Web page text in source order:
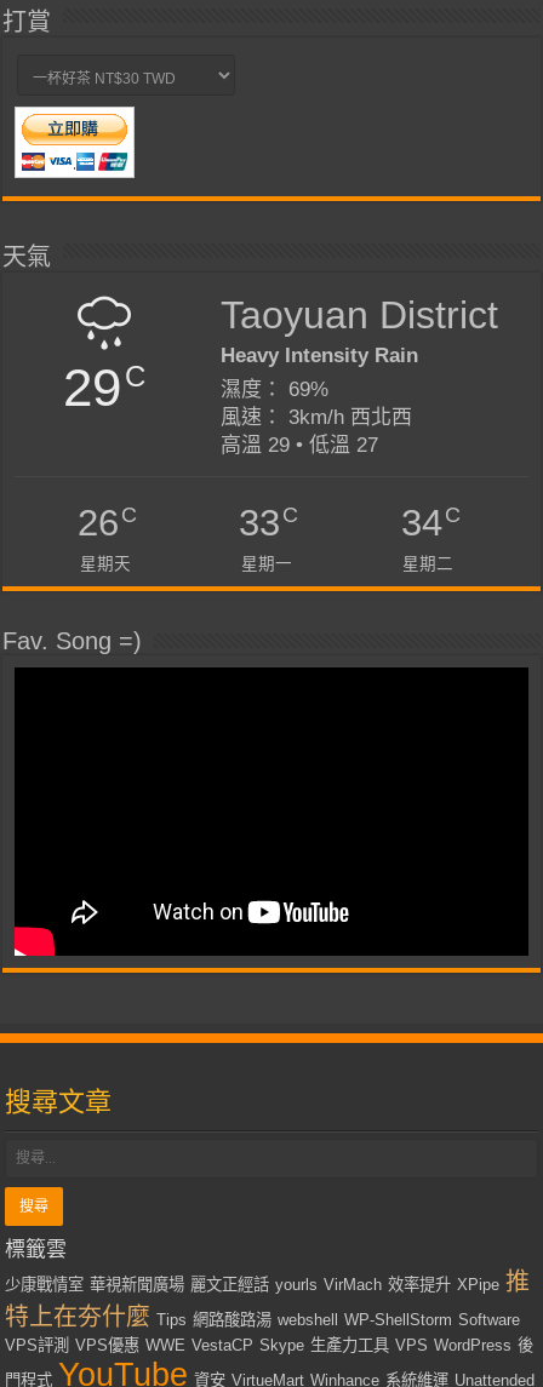
打賞
天氣
29C
Taoyuan District
Heavy Intensity Rain
濕度： 69%
風速： 3km/h 西北西
高溫 29 • 低溫 27
26C
星期天
33C
星期一
34C
星期二
Fav. Song =)
搜尋文章
標籤雲
少康戰情室 華視新聞廣場 麗文正經話 yourls VirMach 效率提升 XPipe 推
特上在夯什麼 Tips 網路酸路湯 webshell WP-ShellStorm Software
VPS評測 VPS優惠 WWE VestaCP Skype 生產力工具 VPS WordPress 後
門程式 YouTube 資安 VirtueMart Winhance 系統維運 Unattended